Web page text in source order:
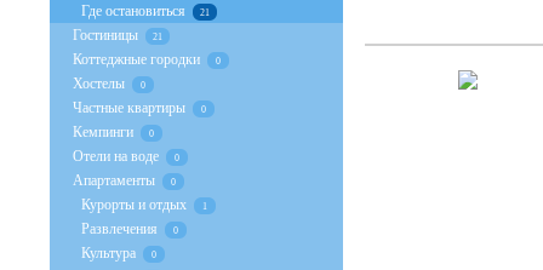
Где остановиться 21
Гостиницы 21
Коттеджные городки 0
Хостелы 0
Частные квартиры 0
Кемпинги 0
Отели на воде 0
Апартаменты 0
Курорты и отдых 1
Развлечения 0
Культура 0